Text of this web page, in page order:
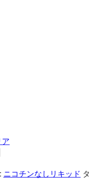
ア
ニコチンなしリキッド タ